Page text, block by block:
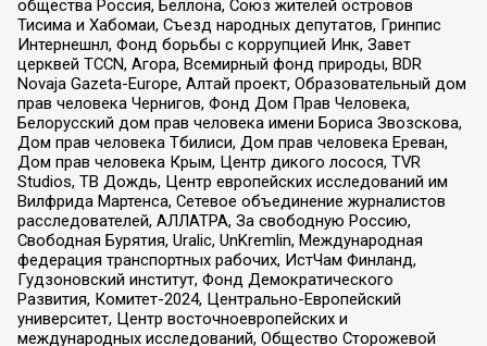
общества Россия, Беллона, Союз жителей островов
Тисима и Хабомаи, Съезд народных депутатов, Гринпис
Интернешнл, Фонд борьбы с коррупцией Инк, Завет
церквей TCCN, Агора, Всемирный фонд природы, BDR
Novaja Gazeta-Europe, Алтай проект, Образовательный дом
прав человека Чернигов, Фонд Дом Прав Человека,
Белорусский дом прав человека имени Бориса Звозскова,
Дом прав человека Тбилиси, Дом прав человека Ереван,
Дом прав человека Крым, Центр дикого лосося, TVR
Studios, ТВ Дождь, Центр европейских исследований им
Вилфрида Мартенса, Сетевое объединение журналистов
расследователей, АЛЛАТРА, За свободную Россию,
Свободная Бурятия, Uralic, UnKremlin, Международная
федерация транспортных рабочих, ИстЧам Финланд,
Гудзоновский институт, Фонд Демократического
Развития, Комитет-2024, Центрально-Европейский
университет, Центр восточноевропейских и
международных исследований, Общество Сторожевой